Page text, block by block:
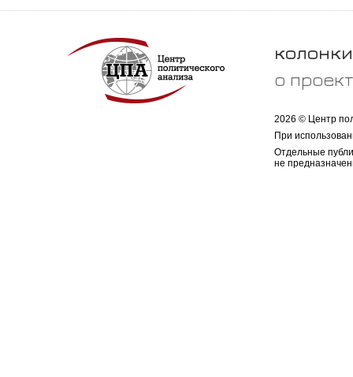
колонки
о
2026 © Центр
При
Отдельные
не